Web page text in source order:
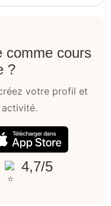
comme cours
?
votre profil et
4,7/5